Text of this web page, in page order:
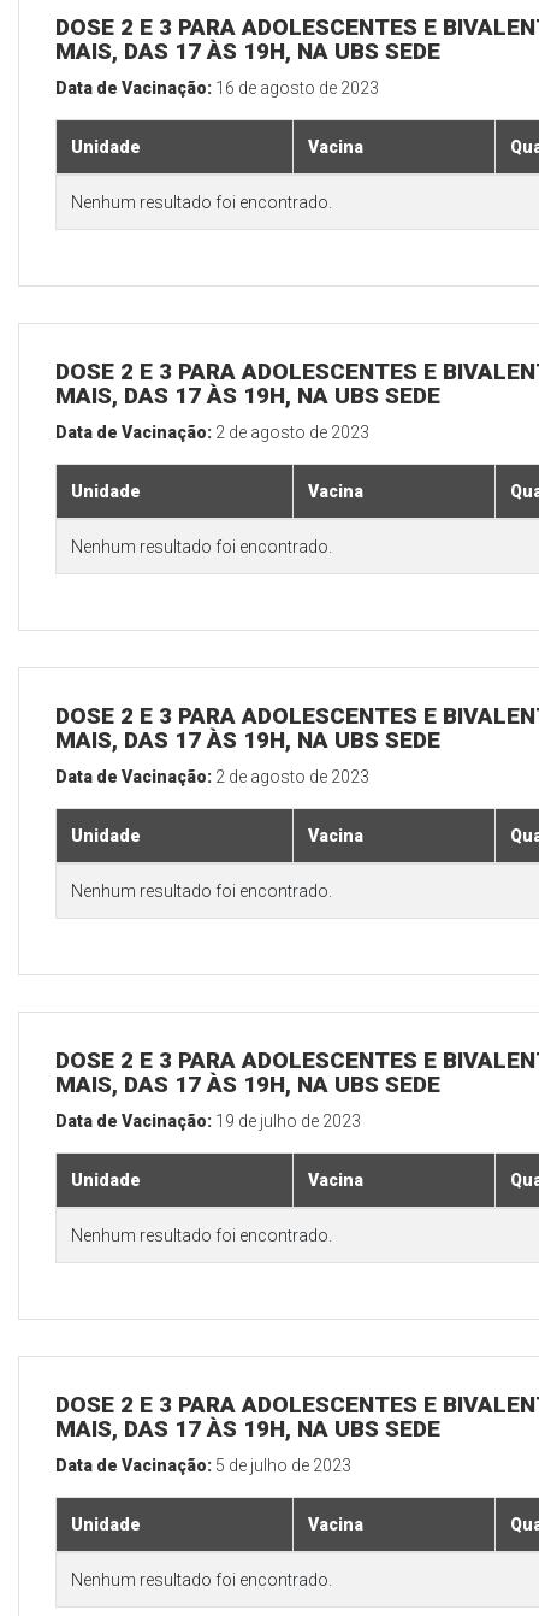
DOSE 2 E 3 PARA ADOLESCENTES E
MAIS, DAS 17 ÀS 19H, NA UBS SEDE
Data de Vacinação: 16 de agosto de 2023
Unidade Vacina
Nenhum resultado foi encontrado.
DOSE 2 E 3 PARA ADOLESCENTES E
MAIS, DAS 17 ÀS 19H, NA UBS SEDE
Data de Vacinação: 2 de agosto de 2023
Unidade Vacina
Nenhum resultado foi encontrado.
DOSE 2 E 3 PARA ADOLESCENTES E
MAIS, DAS 17 ÀS 19H, NA UBS SEDE
Data de Vacinação: 2 de agosto de 2023
Unidade Vacina
Nenhum resultado foi encontrado.
DOSE 2 E 3 PARA ADOLESCENTES E
MAIS, DAS 17 ÀS 19H, NA UBS SEDE
Data de Vacinação: 19 de julho de 2023
Unidade Vacina
Nenhum resultado foi encontrado.
DOSE 2 E 3 PARA ADOLESCENTES E
MAIS, DAS 17 ÀS 19H, NA UBS SEDE
Data de Vacinação: 5 de julho de 2023
Unidade Vacina
Nenhum resultado foi encontrado.